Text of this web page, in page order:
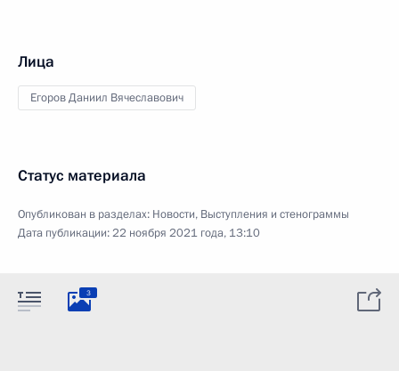
Лица
Егоров Даниил Вячеславович
Статус материала
Опубликован в разделах: Новости, Выступления и стенограммы
Дата публикации:22 ноября 2021 года, 13:10
3